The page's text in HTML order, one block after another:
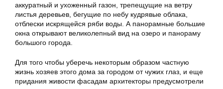
аккуратный и ухоженный газон, трепещущие на ветру
листья деревьев, бегущие по небу кудрявые облака,
отблески искрящейся ряби воды. А панорамные большие
окна открывают великолепный вид на озеро и панораму
большого города.
Для того чтобы уберечь некоторым образом частную
жизнь хозяев этого дома за городом от чужих глаз, и еще
придания живости фасадам архитекторы предусмотрели